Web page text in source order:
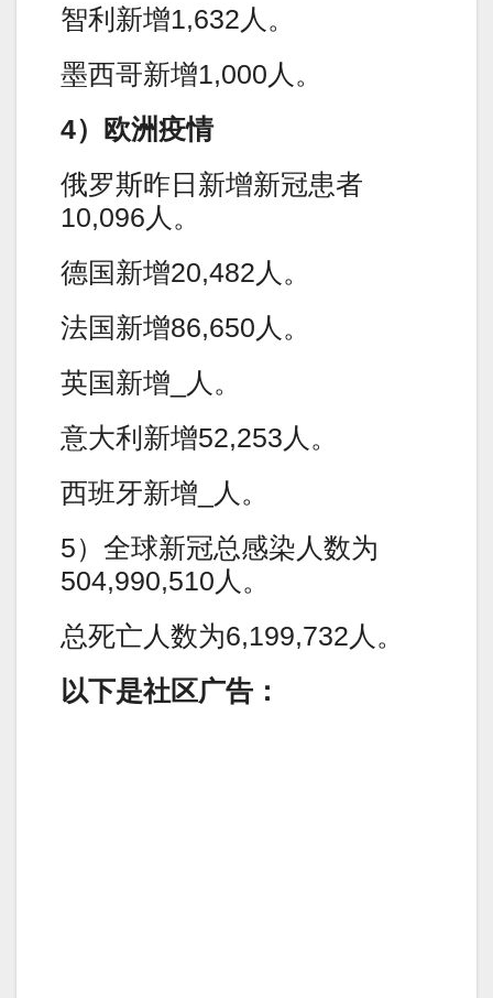
智利新增1,632人。
墨西哥新增1,000人。
4）欧洲疫情
俄罗斯昨日新增新冠患者
10,096人。
德国新增20,482人。
法国新增86,650人。
英国新增_人。
意大利新增52,253人。
西班牙新增_人。
5）全球新冠总感染人数为
504,990,510人。
总死亡人数为6,199,732人。
以下是社区广告：